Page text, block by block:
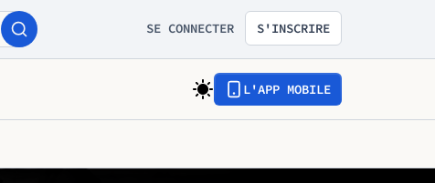
SE CONNECTER S'INSCRIRE
L'APP MOBILE